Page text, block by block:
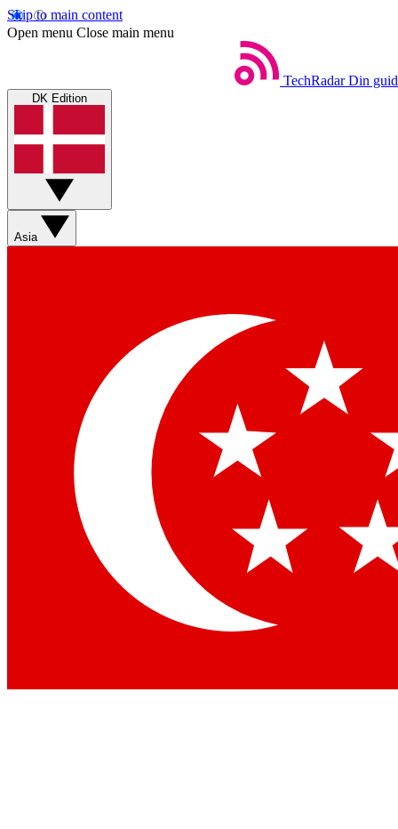
Skip to main content
Open menu Close main menu
TechRadar Din
DK Edition
Asia